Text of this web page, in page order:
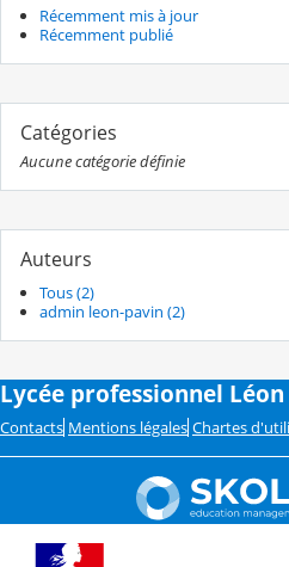
Récemment mis à jour
Récemment publié
Catégories
Aucune catégorie définie
Auteurs
Tous (2)
admin leon-pavin (2)
Lycée professionnel
Contacts Mentions légales Chartes